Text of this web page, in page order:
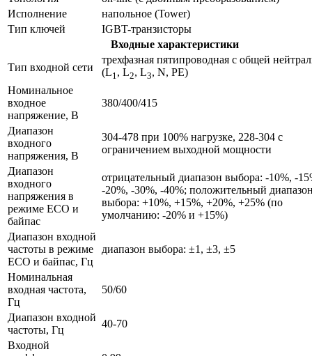
Исполнение
напольное (Tower)
Тип ключей
IGBT-транзисторы
Входные характеристики
Тип входной сети
трехфазная пятипроводная с общей
(L1, L2, L3, N, PE)
Номинальное
входное
напряжение, В
380/400/415
Диапазон
входного
напряжения, В
304-478 при 100% нагрузке, 228-304 с
ограничением выходной мощности
Диапазон
входного
напряжения в
режиме ECO и
байпас
отрицательный диапазон выбора: -10%, -
-20%, -30%, -40%; положительный
выбора: +10%, +15%, +20%, +25% (по
умолчанию: -20% и +15%)
Диапазон входной
частоты в режиме
ECO и байпас, Гц
диапазон выбора: ±1, ±3, ±5
Номинальная
входная частота,
Гц
50/60
Диапазон входной
частоты, Гц
40-70
Входной